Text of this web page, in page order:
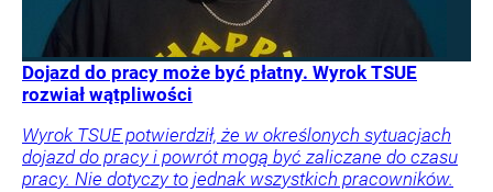
Dojazd do pracy może być płatny. Wyrok TSUE
rozwiał wątpliwości
Wyrok TSUE potwierdził, że w określonych sytuacjach
dojazd do pracy i powrót mogą być zaliczane do czasu
pracy. Nie dotyczy to jednak wszystkich pracowników.